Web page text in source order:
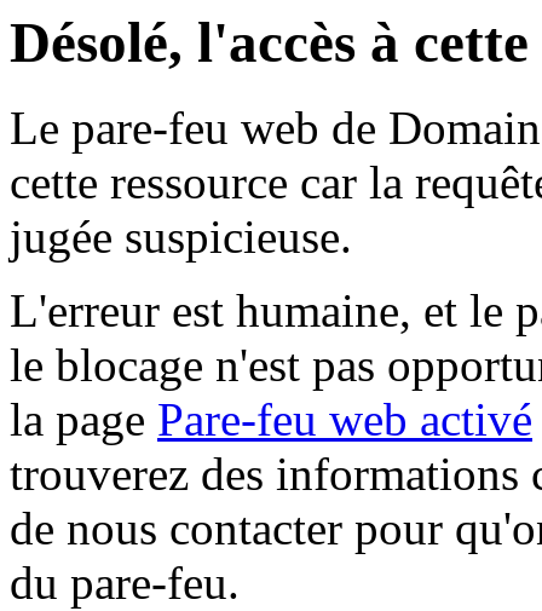
Désolé, l'accès à
Le pare-feu web de
cette ressource car la
jugée suspicieuse.
L'erreur est humaine, et le
le blocage n'est pas
la page Pare-feu web activé
trouverez des informations
de nous contacter pour
du pare-feu.